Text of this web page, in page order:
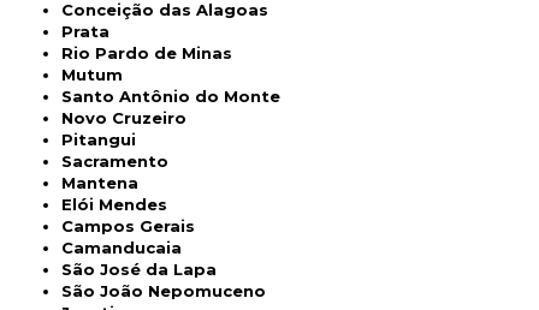
Conceição das Alagoas
Prata
Rio Pardo de Minas
Mutum
Santo Antônio do Monte
Novo Cruzeiro
Pitangui
Sacramento
Mantena
Elói Mendes
Campos Gerais
Camanducaia
São José da Lapa
São João Nepomuceno